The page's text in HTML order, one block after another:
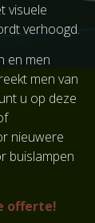
visuele
verhoogd.
en men
men van
u op deze
nieuwere
buislampen
offerte!